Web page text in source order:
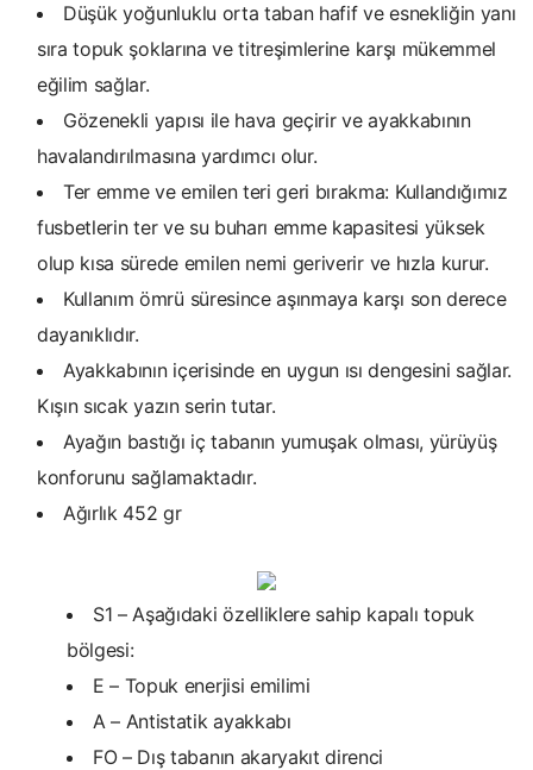
Düşük yoğunluklu orta taban hafif ve esnekliğin yanı
sıra topuk şoklarına ve titreşimlerine karşı mükemmel
eğilim sağlar.
Gözenekli yapısı ile hava geçirir ve ayakkabının
havalandırılmasına yardımcı olur.
Ter emme ve emilen teri geri bırakma: Kullandığımız
fusbetlerin ter ve su buharı emme kapasitesi yüksek
olup kısa sürede emilen nemi geriverir ve hızla kurur.
Kullanım ömrü süresince aşınmaya karşı son derece
dayanıklıdır.
Ayakkabının içerisinde en uygun ısı dengesini sağlar.
Kışın sıcak yazın serin tutar.
Ayağın bastığı iç tabanın yumuşak olması, yürüyüş
konforunu sağlamaktadır.
Ağırlık 452 gr
S1 – Aşağıdaki özelliklere sahip kapalı topuk
bölgesi:
E – Topuk enerjisi emilimi
A – Antistatik ayakkabı
FO – Dış tabanın akaryakıt direnci